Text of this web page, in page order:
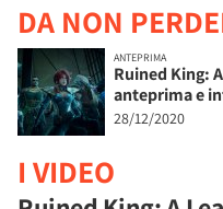
DA NON
ANTEPRIMA
Ruined King:
anteprima e
28/12/2020
I VIDEO